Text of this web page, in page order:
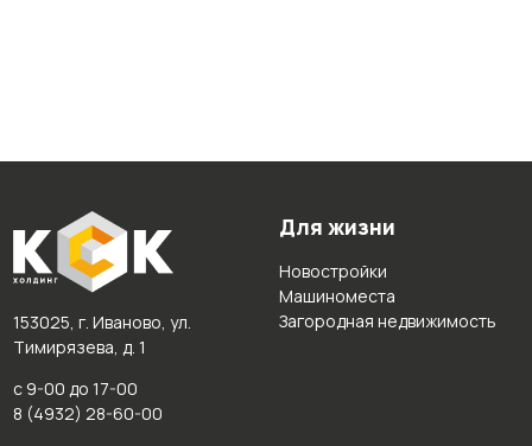
153025, г. Иваново, ул.
Тимирязева, д. 1
с 9-00 до 17-00
8 (4932) 28-60-00
Для жизни
Новостройки
Машиноместа
Загородная недвижимость